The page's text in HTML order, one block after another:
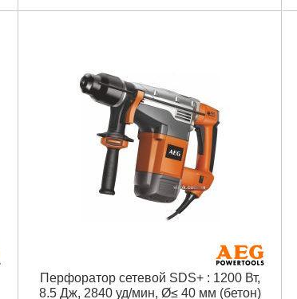
Перфоратор сетевой SDS+ : 1200 Вт,
8.5 Дж, 2840 уд/мин, Ø≤ 40 мм (бетон)